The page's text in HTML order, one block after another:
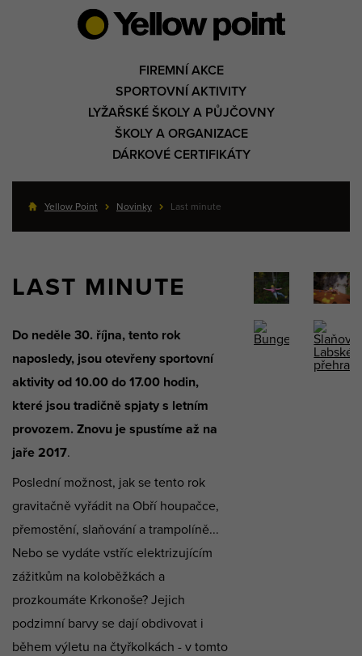
FIREMNÍ AKCE
SPORTOVNÍ AKTIVITY
LYŽAŘSKÉ ŠKOLY A PŮJČOVNY
ŠKOLY A ORGANIZACE
DÁRKOVÉ CERTIFIKÁTY
Yellow Point Novinky Last minute
LAST MINUTE
Do neděle 30. října, tento rok
naposledy, jsou otevřeny sportovní
aktivity od 10.00 do 17.00 hodin,
které jsou tradičně spjaty s letním
provozem. Znovu je spustíme až na
jaře 2017.
Poslední možnost, jak se tento rok
gravitačně vyřádit na Obří houpačce,
přemostění, slaňování a trampolíně...
Nebo se vydáte vstříc elektrizujícím
zážitkům na koloběžkách a
prozkoumáte Krkonoše? Jejich
podzimní barvy se dají obdivovat i
během výletu na čtyřkolkách - v tomto